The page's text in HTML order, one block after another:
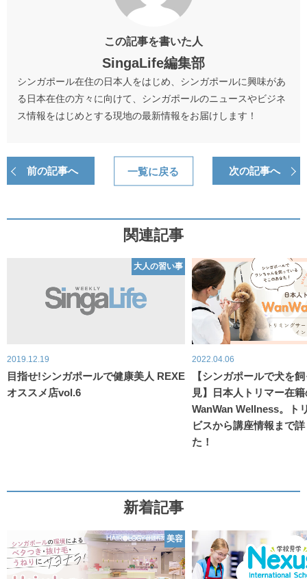
この記事を書いた人
SingaLife編集部
シンガポール在住の日本人をはじめ、シンガポールに興味があ
る日本在住の方々に向けて、シンガポールのニュースやビジネ
ス情報をはじめとする現地の最新情報をお届けします！
前の記事へ 次の記事へ
一覧に戻る
関連記事
大人の習い事
2019.12.19
目指せ!シンガポールで健康美人 REXE
オススメ店vol.6
2022.04.06
【シンガポールで犬を
見】日本人トリマー在
WanWan Wellness。ト
ビスから講座情報まで
た！
新着記事
美容